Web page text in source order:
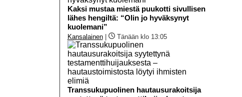
Kaksi mustaa miestä puukotti sivullisen
lähes hengiltä: “Olin jo hyväksynyt
kuolemani”
Kansalainen| Tänään klo 13:05
Transsukupuolinen hautausurakoitsija